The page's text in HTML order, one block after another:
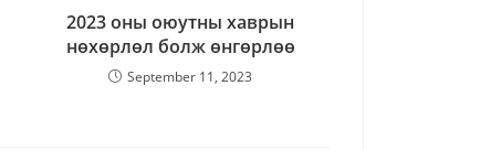
2023 оны оюутны хаврын
нөхөрлөл болж өнгөрлөө
September 11, 2023